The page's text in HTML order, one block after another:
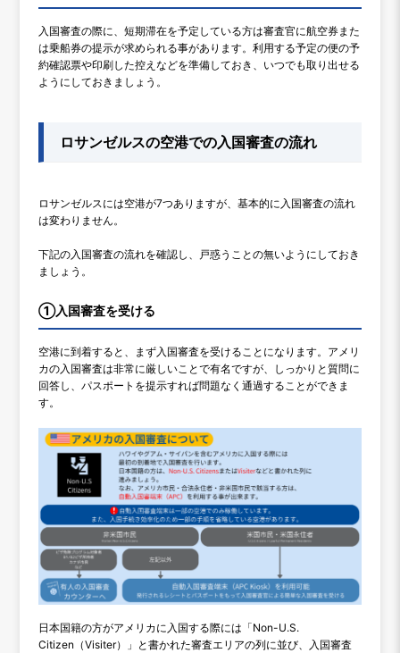
入国審査の際に、短期滞在を予定している方は審査官に航空券また
は乗船券の提示が求められる事があります。利用する予定の便の予
約確認票や印刷した控えなどを準備しておき、いつでも取り出せる
ようにしておきましょう。
ロサンゼルスの空港での入国審査の流れ
ロサンゼルスには空港が7つありますが、基本的に入国審査の流れ
は変わりません。
下記の入国審査の流れを確認し、戸惑うことの無いようにしておき
ましょう。
①入国審査を受ける
空港に到着すると、まず入国審査を受けることになります。アメリ
カの入国審査は非常に厳しいことで有名ですが、しっかりと質問に
回答し、パスポートを提示すれば問題なく通過することができま
す。
日本国籍の方がアメリカに入国する際には「Non-U.S.
Citizen（Visiter）」と書かれた審査エリアの列に並び、入国審査